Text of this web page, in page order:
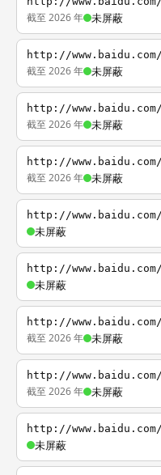
截至 2026 年 未屏蔽
http://
截至 2026 年 未屏蔽
http://www.baidu.com/
截至 2026 年 未屏蔽
http://www.baidu.com/
截至 2026 年 未屏蔽
http://
未屏蔽
http://www.baidu.com/
未屏蔽
http://www.baidu.com/
截至 2026 年 未屏蔽
http://www.baidu.com/
截至 2026 年 未屏蔽
http://www.baidu.com/
未屏蔽